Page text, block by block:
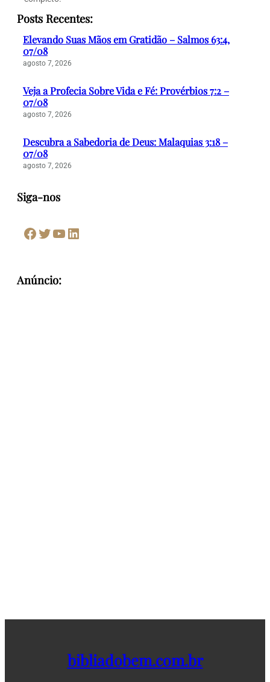
Posts Recentes:
Elevando Suas Mãos em Gratidão – Salmos 63:4,
07/08
agosto 7, 2026
Veja a Profecia Sobre Vida e Fé: Provérbios 7:2 –
07/08
agosto 7, 2026
Descubra a Sabedoria de Deus: Malaquias 3:18 –
07/08
agosto 7, 2026
Siga-nos
Facebook Twitter Youtube LinkedIn
Anúncio:
bibliadobem.com.br